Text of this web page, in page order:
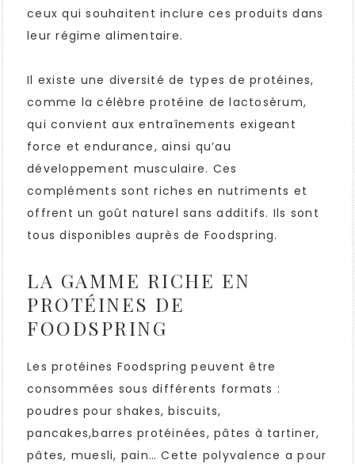
ceux qui souhaitent inclure ces produits dans
leur régime alimentaire.
Il existe une diversité de types de protéines,
comme la célèbre protéine de lactosérum,
qui convient aux entraînements exigeant
force et endurance, ainsi qu’au
développement musculaire. Ces
compléments sont riches en nutriments et
offrent un goût naturel sans additifs. Ils sont
tous disponibles auprès de Foodspring.
LA GAMME RICHE EN
PROTÉINES DE
FOODSPRING
Les protéines Foodspring peuvent être
consommées sous différents formats :
poudres pour shakes, biscuits,
pancakes,barres protéinées, pâtes à tartiner,
pâtes, muesli, pain… Cette polyvalence a pour